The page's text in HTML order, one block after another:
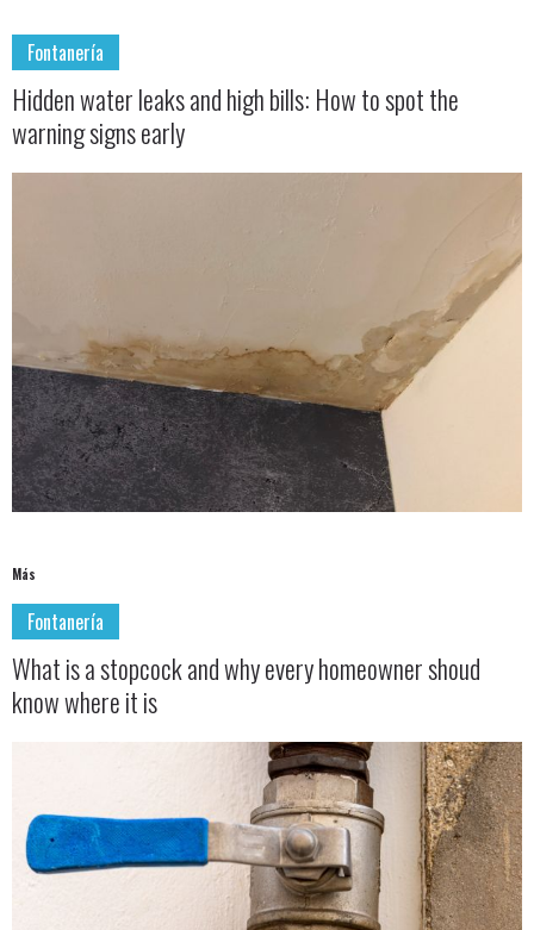
Fontanería
Hidden water leaks and high bills: How to spot the
warning signs early
Más
Fontanería
What is a stopcock and why every homeowner shoud
know where it is